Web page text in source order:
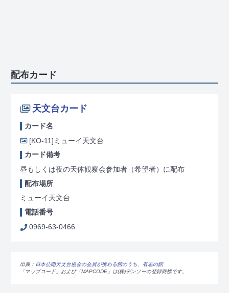
配布カード
天文台カード
カード名
[KO-11] ミューイ天文台
カード備考
昼もしくは夜の天体観察会参加者（希望者）に配布
配布場所
ミューイ天文台
電話番号
0969-63-0466
出典： 日本公開天文台協会の会員が携わる館のうち、有志の館
「マップコード」および「MAPCODE」は(株)デンソーの登録商標です。